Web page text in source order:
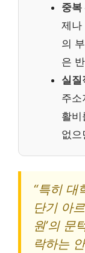
중복
제나
의
은
실질
주소
활비
없으
“특히 대
단기 아
원’의 문
락하는